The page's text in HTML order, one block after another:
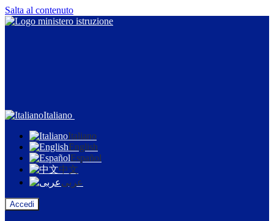
Salta al contenuto
Italiano
Italiano
English
Español
中文
عربى
Accedi